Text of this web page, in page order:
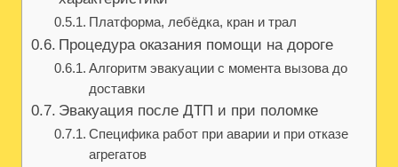
Платформа, лебёдка, кран и трал
Процедура оказания помощи на дороге
Алгоритм эвакуации с момента вызова до
доставки
Эвакуация после ДТП и при поломке
Специфика работ при аварии и при отказе
агрегатов